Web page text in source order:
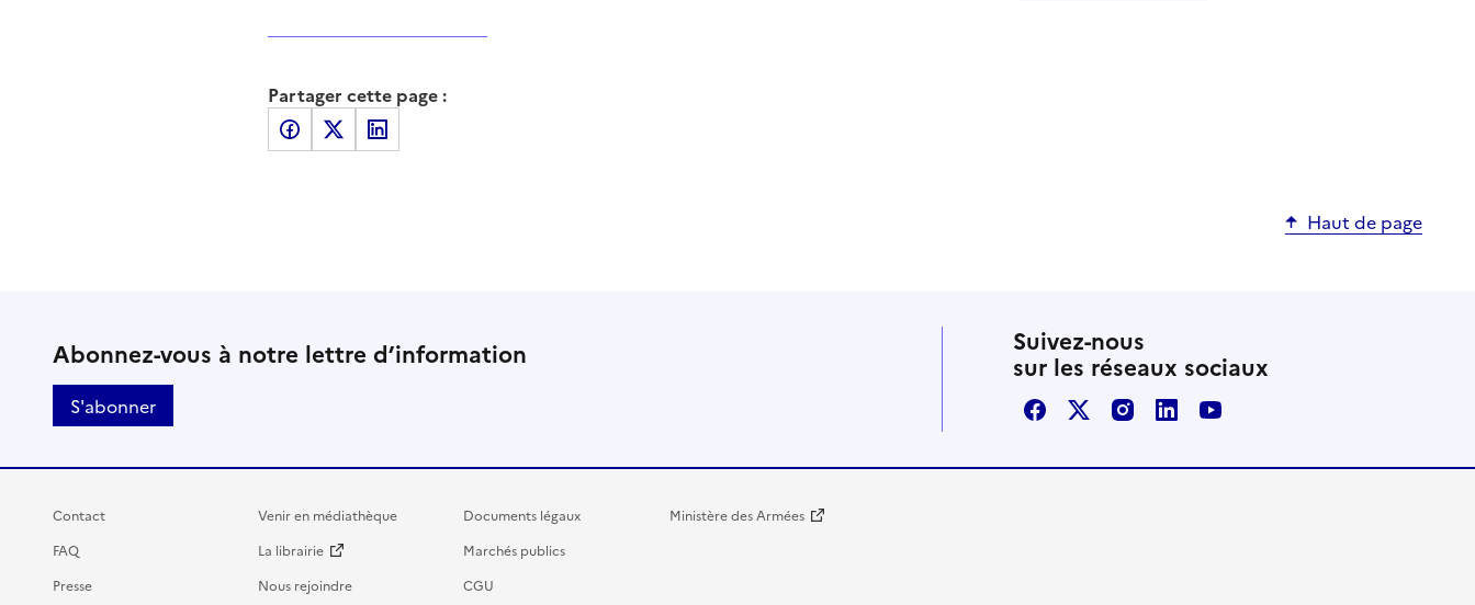
Partager cette page :
Partager sur Facebook
Partager sur XPartager sur LinkedIn
Haut de page
Abonnez-vous à notre lettre d’information
S'abonner
Suivez-nous
sur les réseaux sociaux
FacebookX / TwitterInstagram
LinkedInYoutube
Contact
FAQ
Presse
Venir en médiathèque
La librairie
Nous rejoindre
Documents légaux
Marchés publics
CGU
Ministère des Armées